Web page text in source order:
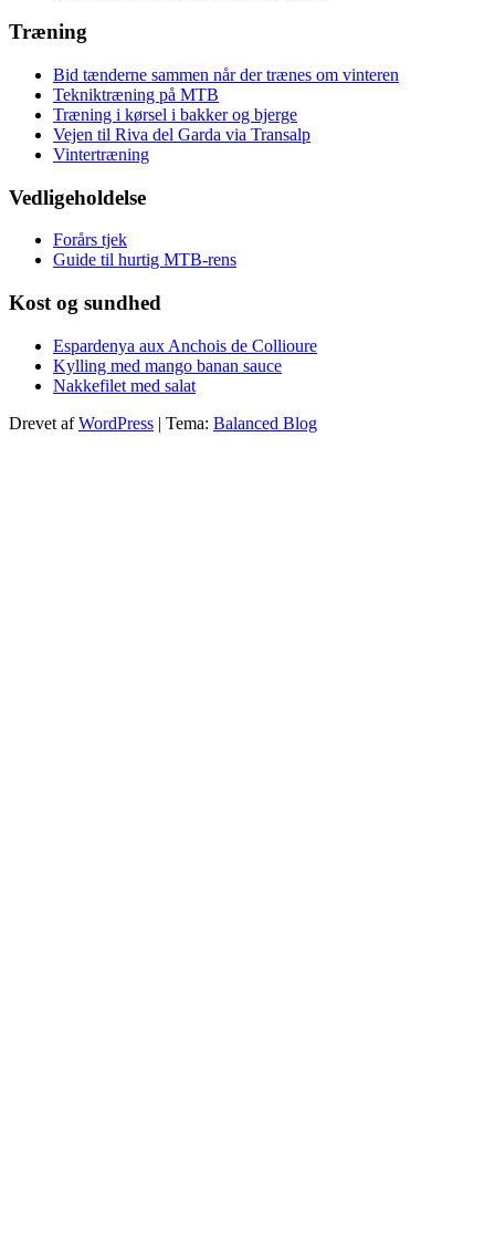
Træning
Bid tænderne sammen når der trænes om vinteren
Tekniktræning på MTB
Træning i kørsel i bakker og bjerge
Vejen til Riva del Garda via Transalp
Vintertræning
Vedligeholdelse
Forårs tjek
Guide til hurtig MTB-rens
Kost og sundhed
Espardenya aux Anchois de Collioure
Kylling med mango banan sauce
Nakkefilet med salat
Drevet afWordPress | Tema: Balanced Blog